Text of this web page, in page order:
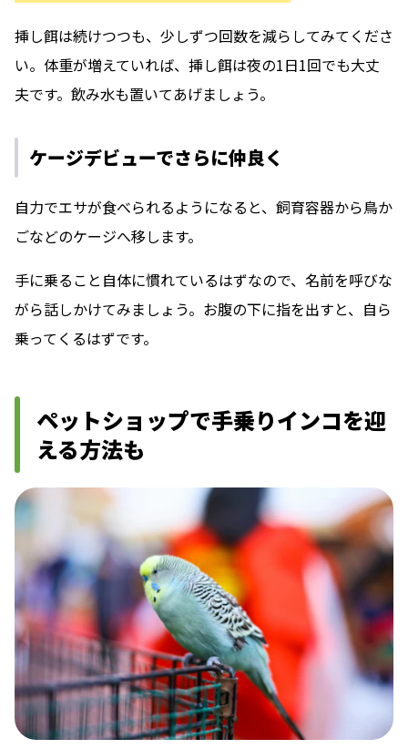
挿し餌は続けつつも、少しずつ回数を減らしてみてくださ
い。体重が増えていれば、挿し餌は夜の1日1回でも大丈
夫です。飲み水も置いてあげましょう。
ケージデビューでさらに仲良く
自力でエサが食べられるようになると、飼育容器から鳥か
ごなどのケージへ移します。
手に乗ること自体に慣れているはずなので、名前を呼びな
がら話しかけてみましょう。お腹の下に指を出すと、自ら
乗ってくるはずです。
ペットショップで手乗りインコを迎
える方法も